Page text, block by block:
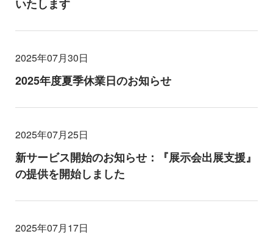
いたします
2025年07月30日
2025年度夏季休業日のお知らせ
2025年07月25日
新サービス開始のお知らせ：『展示会出展支援』
の提供を開始しました
2025年07月17日